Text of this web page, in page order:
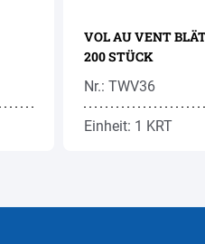
VOL AU VENT
200 STÜCK
Nr.: TWV36
Einheit: 1 KRT